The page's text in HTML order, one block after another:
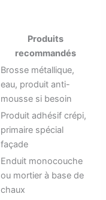
Produits
recommandés
Brosse métallique,
eau, produit anti-
mousse si besoin
Produit adhésif crépi,
primaire spécial
façade
Enduit monocouche
ou mortier à base de
chaux